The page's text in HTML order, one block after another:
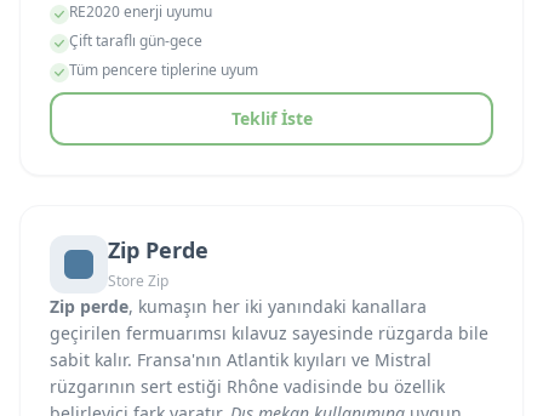
RE2020 enerji uyumu
Çift taraflı gün-gece
Tüm pencere tiplerine uyum
Teklif İste
Zip Perde
Store Zip
Zip perde, kumaşın her iki yanındaki kanallara
geçirilen fermuarımsı kılavuz sayesinde rüzgarda bile
sabit kalır. Fransa'nın Atlantik kıyıları ve Mistral
rüzgarının sert estiği Rhône vadisinde bu özellik